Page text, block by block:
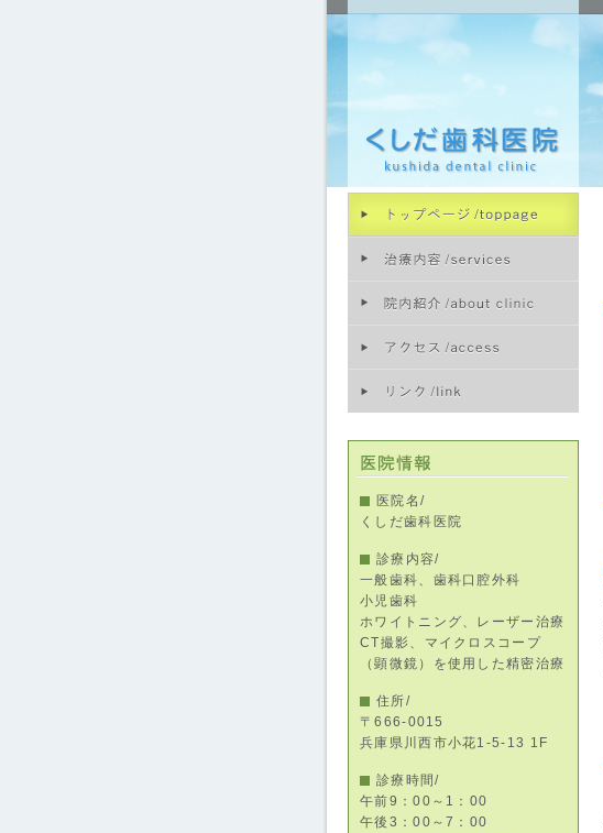
医院名/
くしだ歯科医院
診療内容/
一般歯科、歯科口腔外科
小児歯科
ホワイトニング、レーザー治療
CT撮影、マイクロスコープ
（顕微鏡）を使用した精密治療
住所/
〒666-0015
兵庫県川西市小花1-5-13 1F
診療時間/
午前9：00～1：00
午後3：00～7：00